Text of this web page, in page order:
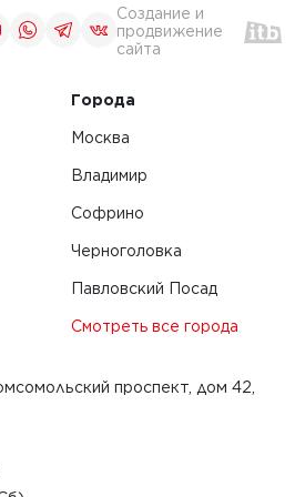
Создание и
продвижение
сайта
Города
Москва
Владимир
Софрино
Черноголовка
Павловский Посад
Смотреть все города
проспект, дом 42,